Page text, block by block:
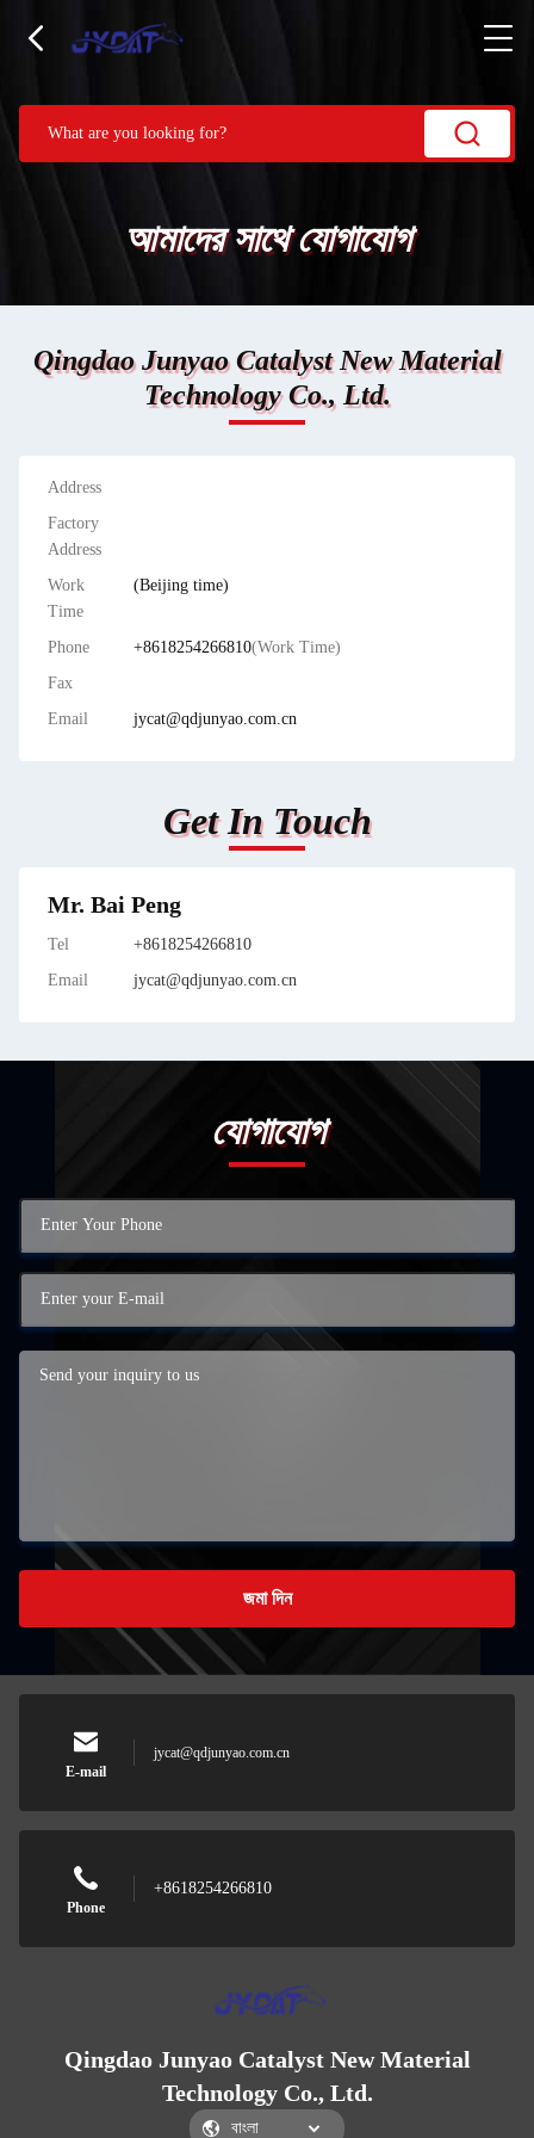
আমাদের সাথে যোগাযোগ
Qingdao Junyao Catalyst New Material
Technology Co., Ltd.
Address
Factory
Address
Work
Time
(Beijing time)
Phone +8618254266810(Work Time)
Fax
Email
jycat@qdjunyao.com.cn
Get In Touch
Mr. Bai Peng
Tel
+8618254266810
Email
jycat@qdjunyao.com.cn
যোগাযোগ
জমা দিন
E-mail
jycat@qdjunyao.com.cn
Phone
+8618254266810
Qingdao Junyao Catalyst New Material
Technology Co., Ltd.